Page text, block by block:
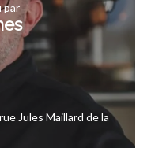
par
Jules Maillard de la